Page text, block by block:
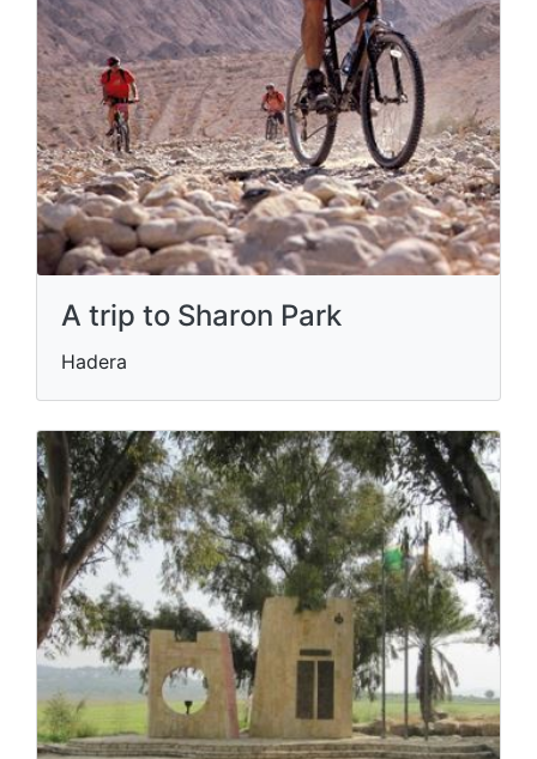
A trip to Sharon Park
Hadera